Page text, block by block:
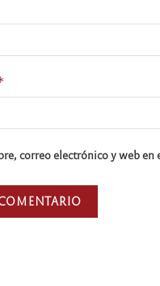
correo electrónico y web en